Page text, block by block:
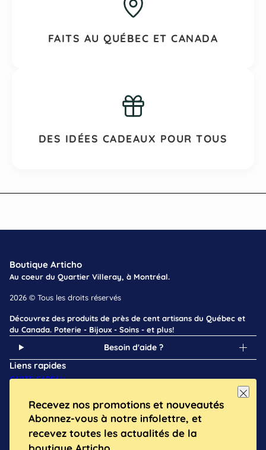
Recevez nos promotions et nouveautés
Abonnez-vous à notre infolettre, et
recevez toutes les actualités de la
FAITS AU QUÉBEC ET CANADA
DES IDÉES CADEAUX POUR TOUS
Boutique Articho
Au coeur du Quartier Villeray, à Montréal.
2026 © Tous les droits réservés
Découvrez des produits de près de cent artisans du Québec et
du Canada. Poterie - Bijoux - Soins - et plus!
Besoin d'aide ?
Liens rapides
CARTE CADEAU
BLOGUE
NOS ARTISANS
EMPLOI
ATELIERS